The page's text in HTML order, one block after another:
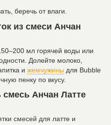
беречь от влаги.
из смеси Анчан
мл горячей воды или
Долейте молоко,
и жемчужины для Bubble
пенку по вкусу.
Анчан Латте
смесей для латте и